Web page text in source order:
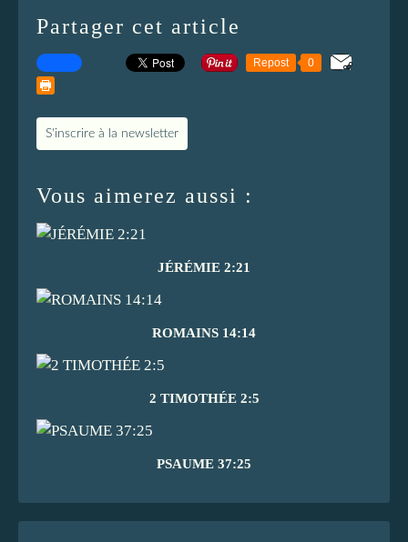
Partager cet article
Repost 0
S'inscrire à la newsletter
Vous aimerez aussi :
JÉRÉMIE 2:21
ROMAINS 14:14
2 TIMOTHÉE 2:5
PSAUME 37:25